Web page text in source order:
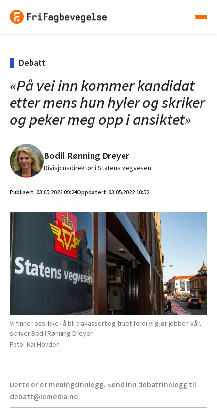
Debatt
«På vei inn kommer kandidat
etter mens hun hyler og skriker
og peker meg opp i ansiktet»
Bodil Rønning Dreyer
Divisjonsdirektør i Statens vegvesen
03.05.202209:24 03.05.2022 10:52
Vi finner oss ikke i å bli trakassert og truet fordi vi gjør jobben vår,
skriver Bodil Rønning Dreyer.
Kai Hovden
Dette er et meningsinnlegg. Send inn debattinnlegg til
debatt@lomedia.no